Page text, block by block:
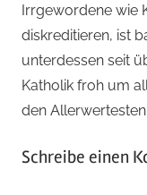
Irrgewordene wie
diskreditieren, ist
unterdessen seit
Katholik froh um
den
Schreibe einen